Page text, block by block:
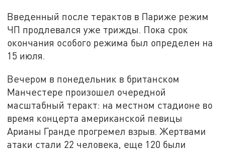
Введенный после терактов в Париже режим
ЧП продлевался уже трижды. Пока срок
окончания особого режима был определен на
15 июля.
Вечером в понедельник в британском
Манчестере произошел очередной
масштабный теракт: на местном стадионе во
время концерта американской певицы
Арианы Гранде прогремел взрыв. Жертвами
атаки стали 22 человека, еще 120 были